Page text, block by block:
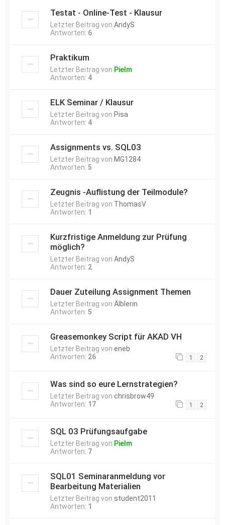
Testat - Online-Test - Klausur
Letzter Beitrag von AndyS
Antworten: 6
Praktikum
Letzter Beitrag von Pielm
Antworten: 4
ELK Seminar / Klausur
Letzter Beitrag von Pisa
Antworten: 4
Assignments vs. SQL03
Letzter Beitrag von MG1284
Antworten: 5
Zeugnis -Auflistung der Teilmodule?
Letzter Beitrag von ThomasV
Antworten: 1
Kurzfristige Anmeldung zur Prüfung
möglich?
Letzter Beitrag von AndyS
Antworten: 2
Dauer Zuteilung Assignment Themen
Letzter Beitrag von Älblerin
Antworten: 5
Greasemonkey Script für AKAD VH
Letzter Beitrag von eneb
Antworten: 26 1 2
Was sind so eure Lernstrategien?
Letzter Beitrag von chrisbrow49
Antworten: 17 1 2
SQL 03 Prüfungsaufgabe
Letzter Beitrag von Pielm
Antworten: 7
SQL01 Seminaranmeldung vor
Bearbeitung Materialien
Letzter Beitrag von student2011
Antworten: 1